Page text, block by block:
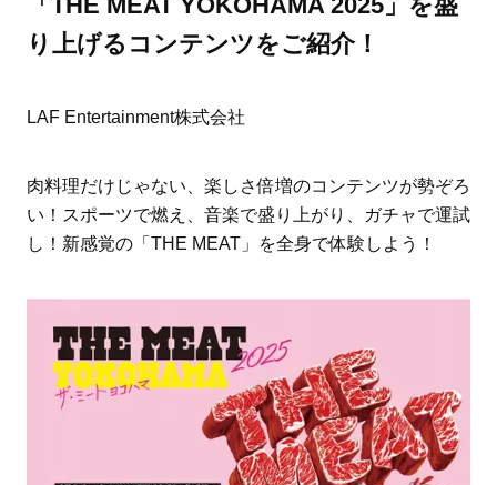
ママとパパに贈る「ジェンダーレ
ス学」
人気の40代髪型・ヘ
タログ
り上げるコンテンツをご紹介！
LAF Entertainment株式会社
肉料理だけじゃない、楽しさ倍増のコンテンツが勢ぞろ
い！スポーツで燃え、音楽で盛り上がり、ガチャで運試
し！新感覚の「THE MEAT」を全身で体験しよう！